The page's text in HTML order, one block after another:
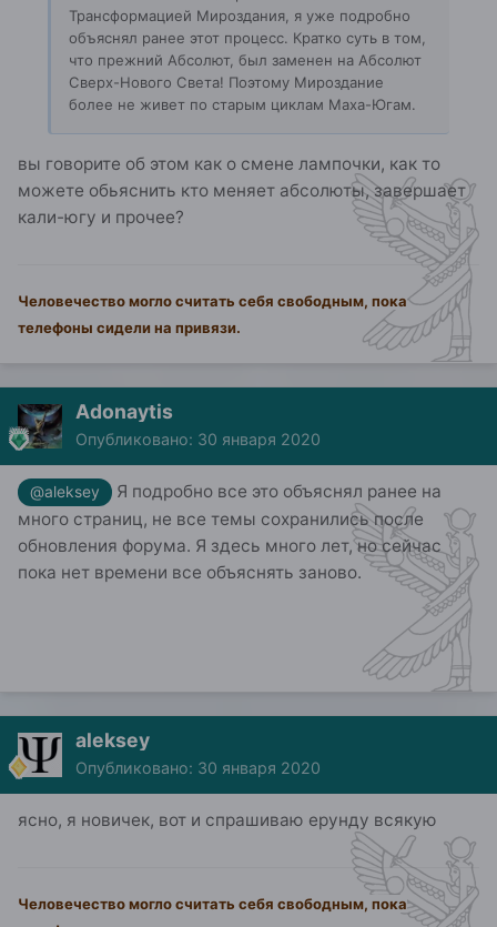
Трансформацией Мироздания, я уже подробно
объяснял ранее этот процесс. Кратко суть в том,
что прежний Абсолют, был заменен на Абсолют
Сверх-Нового Света! Поэтому Мироздание
более не живет по старым циклам Маха-Югам.
вы говорите об этом как о смене лампочки, как то
можете обьяснить кто меняет абсолюты, завершает
кали-югу и прочее?
Человечество могло считать себя свободным, пока
телефоны сидели на привязи.
Adonaytis
Опубликовано: 30 января 2020
@aleksey
Я подробно все это объяснял ранее на
много страниц, не все темы сохранились после
обновления форума. Я здесь много лет, но сейчас
пока нет времени все объяснять заново.
aleksey
Опубликовано: 30 января 2020
ясно, я новичек, вот и спрашиваю ерунду всякую
Человечество могло считать себя свободным, пока